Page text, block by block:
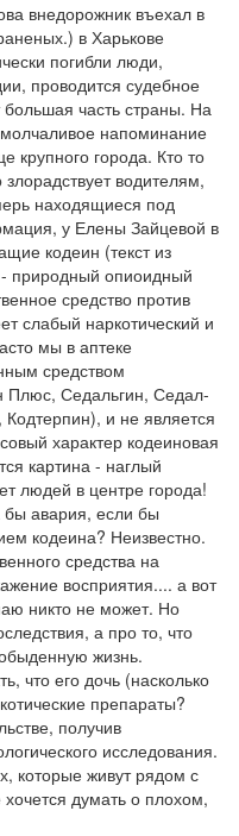
внедорожник въехал в
в Харькове
погибли люди,
проводится судебное
часть страны. На
напоминание
крупного города. Кто то
злорадствует водителям,
находящиеся под
у Елены Зайцевой в
кодеин (текст из
природный опиоидный
средство против
слабый наркотический и
мы в аптеке
средством
Плюс, Седальгин, Седал-
и не является
характер кодеиновая
картина - наглый
людей в центре города!
авария, если бы
кодеина? Неизвестно.
средства на
восприятия.... а вот
никто не может. Но
а про то, что
жизнь.
что его дочь (насколько
препараты?
получив
исследования.
которые живут рядом с
думать о плохом,